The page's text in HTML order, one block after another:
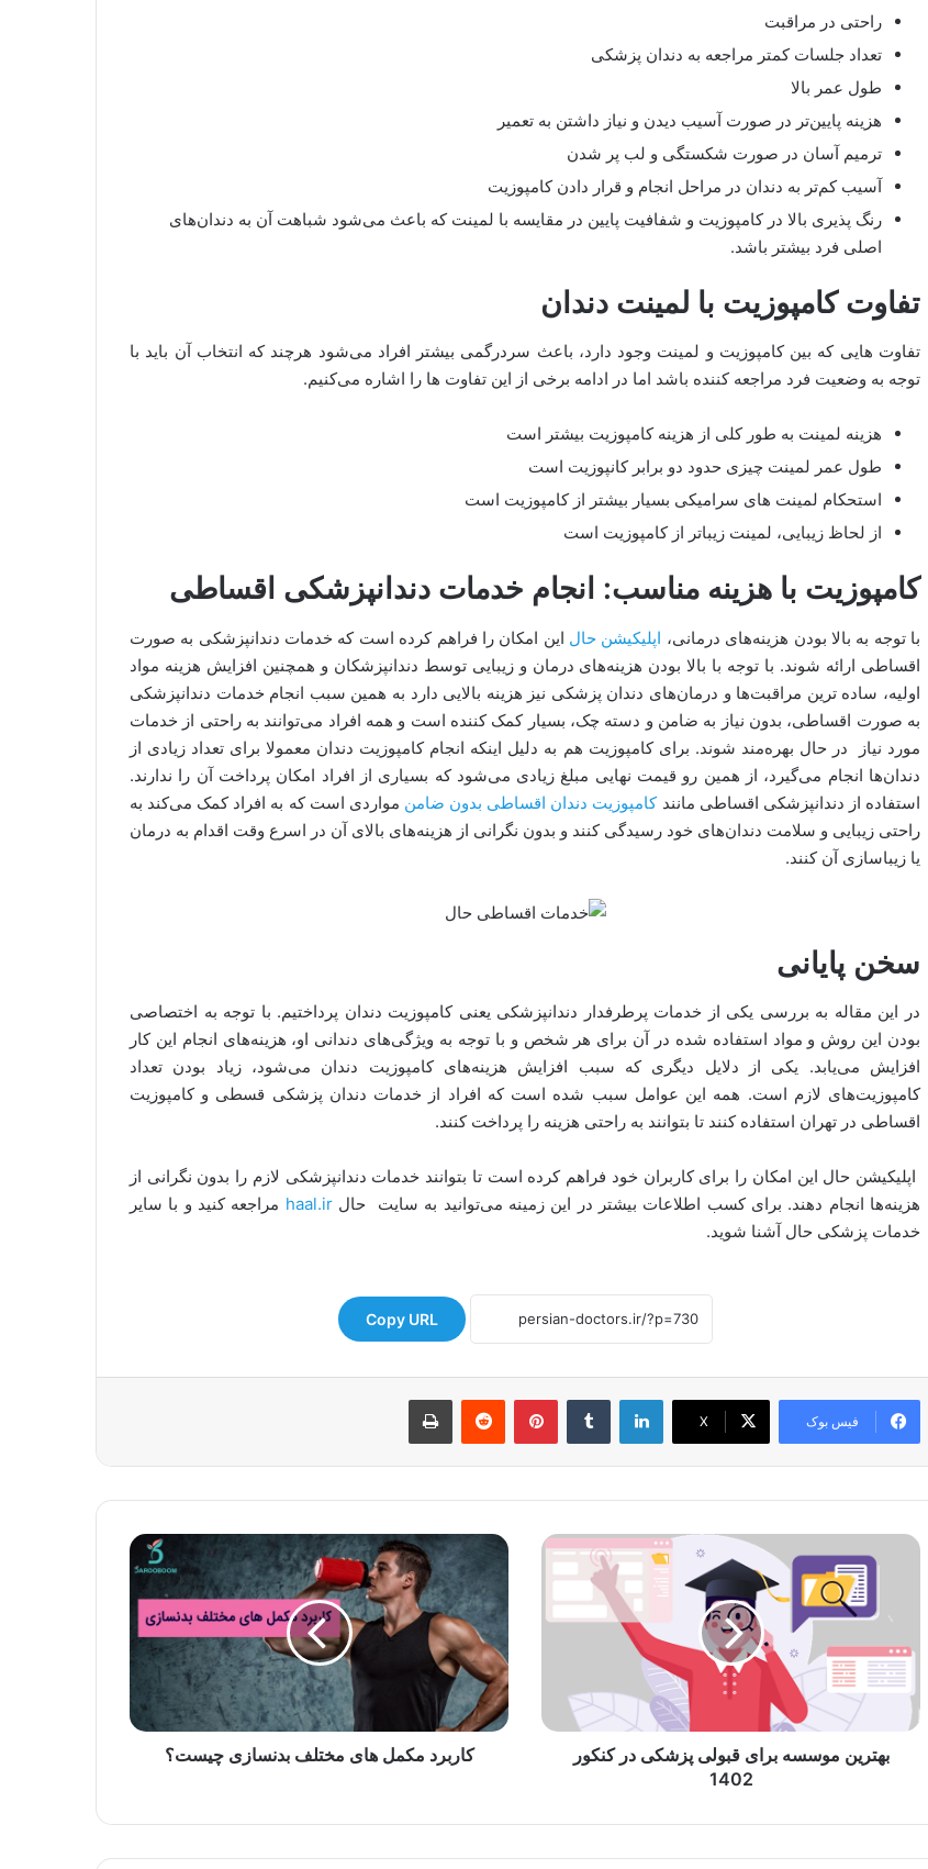
راحتی در مراقبت
تعداد جلسات کمتر مراجعه به دندان پزشکی
طول عمر بالا
هزینه پایین‌تر در صورت آسیب دیدن و نیاز داشتن به تعمیر
ترمیم آسان در صورت شکستگی و لب پر شدن
آسیب کم‌تر به دندان در مراحل انجام و قرار دادن کامپوزیت
رنگ پذیری بالا در کامپوزیت و شفافیت پایین در مقایسه با لمینت که باعث می‌شود شباهت آن به دندان‌های
اصلی فرد بیشتر باشد.
تفاوت کامپوزیت با لمینت دندان
تفاوت هایی که بین کامپوزیت و لمینت وجود دارد، باعث سردرگمی بیشتر افراد می‌شود هرچند که انتخاب آن باید با
توجه به وضعیت فرد مراجعه کننده باشد اما در ادامه برخی از این تفاوت ها را اشاره می‌کنیم.
هزینه لمینت به طور کلی از هزینه کامپوزیت بیشتر است
طول عمر لمینت چیزی حدود دو برابر کانپوزیت است
استحکام لمینت های سرامیکی بسیار بیشتر از کامپوزیت است
از لحاظ زیبایی، لمینت زیباتر از کامپوزیت است
کامپوزیت با هزینه مناسب: انجام خدمات دندانپزشکی اقساطی
با توجه به بالا بودن هزینه‌های درمانی، اپلیکیشن حال این امکان را فراهم کرده است که خدمات دندانپزشکی به صورت
اقساطی ارائه شوند. با توجه با بالا بودن هزینه‌های درمان و زیبایی توسط دندانپزشکان و همچنین افزایش هزینه مواد
اولیه، ساده ترین مراقبت‌ها و درمان‌های دندان پزشکی نیز هزینه بالایی دارد به همین سبب انجام خدمات دندانپزشکی
به صورت اقساطی، بدون نیاز به ضامن و دسته چک، بسیار کمک کننده است و همه افراد می‌توانند به راحتی از خدمات
مورد نیاز در حال بهره‌مند شوند. برای کامپوزیت هم به دلیل اینکه انجام کامپوزیت دندان معمولا برای تعداد زیادی از
دندان‌ها انجام می‌گیرد، از همین رو قیمت نهایی مبلغ زیادی می‌شود که بسیاری از افراد امکان پرداخت آن را ندارند.
استفاده از دندانپزشکی اقساطی مانندکامپوزیت دندان اقساطی بدون ضامن مواردی است که به افراد کمک می‌کند به
راحتی زیبایی و سلامت دندان‌های خود رسیدگی کنند و بدون نگرانی از هزینه‌های بالای آن در اسرع وقت اقدام به درمان
یا زیباسازی آن کنند.
سخن پایانی
در این مقاله به بررسی یکی از خدمات پرطرفدار دندانپزشکی یعنی کامپوزیت دندان پرداختیم. با توجه به اختصاصی
بودن این روش و مواد استفاده شده در آن برای هر شخص و با توجه به ویژگی‌های دندانی او، هزینه‌های انجام این کار
افزایش می‌یابد. یکی از دلایل دیگری که سبب افزایش هزینه‌های کامپوزیت دندان می‌شود، زیاد بودن تعداد
کامپوزیت‌های لازم است. همه این عوامل سبب شده است که افراد از خدمات دندان پزشکی قسطی و کامپوزیت
اقساطی در تهران استفاده کنند تا بتوانند به راحتی هزینه را پرداخت کنند.
اپلیکیشن حال این امکان را برای کاربران خود فراهم کرده است تا بتوانند خدمات دندانپزشکی لازم را بدون نگرانی از
هزینه‌ها انجام دهند. برای کسب اطلاعات بیشتر در این زمینه می‌توانید به سایت حالhaal.ir مراجعه کنید و با سایر
خدمات پزشکی حال آشنا شوید.
Copy URL
فیس بوک X
لینکدین ‫تامبلر ‫پین‌ترست‫رددیت چاپ
بهترین
موسسه
قبولی
در
کنکور
1402
بهترین موسسه برای قبولی پزشکی در کنکور
1402
کاربرد
مختلف
بدنسازی
چیست؟
کاربرد مکمل های مختلف بدنسازی چیست؟